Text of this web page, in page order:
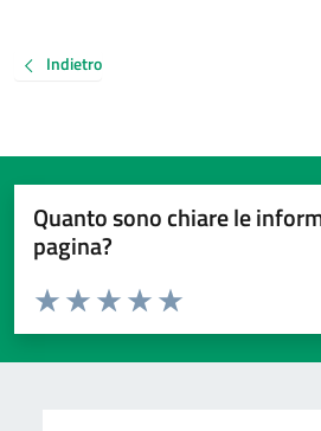
Indietro
Quanto sono chiare le
pagina?
Valuta da 1 a 5 stelle la pagina
Valuta 5 stelle su 5
Valuta 4 stelle su 5
Valuta 3 stelle su 5
Valuta 2 stelle su 5
Valuta 1 stelle su 5